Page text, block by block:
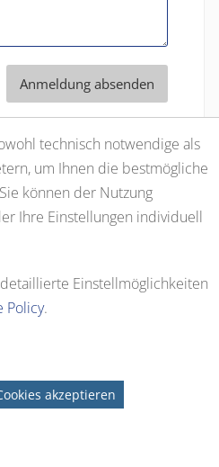
technisch notwendige als
um Ihnen die bestmögliche
können der Nutzung
Ihre Einstellungen individuell
Einstellmöglichkeiten
Policy.
Anmeldung absenden
Impressum
Seite durchsuchen...
– Alle Rechte vorbehalten – designed by